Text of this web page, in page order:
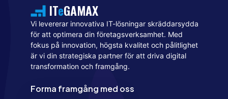
ITeGAMAX
Vi levererar innovativa IT-lösningar skräddarsydda
för att optimera din företagsverksamhet. Med
fokus på innovation, högsta kvalitet och pålitlighet
är vi din strategiska partner för att driva digital
transformation och framgång.
Forma framgång med oss